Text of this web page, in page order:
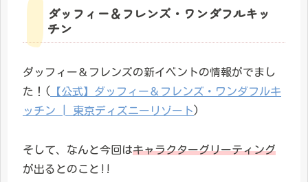
ダッフィー＆フレンズ・ワンダフルキッ
チン
ダッフィー＆フレンズの新イベントの情報がでまし
た！(
【公式】ダッフィー＆フレンズ・ワンダフルキ
ッチン | 東京ディズニーリゾート)
そして、なんと今回はキャラクターグリーティング
が出るとのこと!!